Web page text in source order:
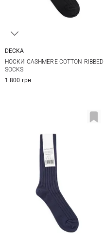
DECKA
НОСКИ CASHMERE COTTON RIBBED
SOCKS
1 800 грн